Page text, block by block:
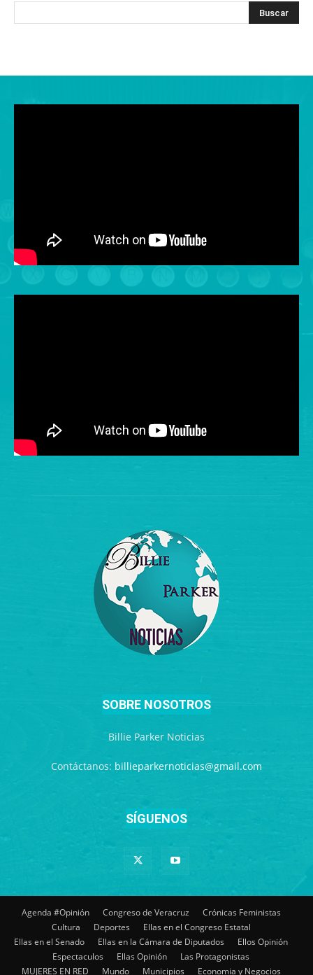
SOBRE NOSOTROS
Billie Parker Noticias
Contáctanos: billieparkernoticias@gmail.com
SÍGUENOS
Agenda #Opinión Congreso de Veracruz
Crónicas Feministas
Cultura
Deportes
Ellas en el Congreso Estatal
Ellas en el Senado
Ellas en la Cámara de Diputados
Ellos Opinión
Espectaculos
Ellas Opinión
Las Protagonistas
MUJERES EN RED
Mundo Municipios Economia y Negocios